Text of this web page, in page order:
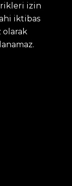
izin
iktibas
olarak